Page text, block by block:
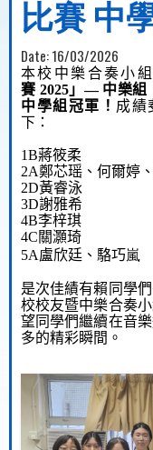
比賽 中
Date:16/03/2026
本校中樂合奏小組
賽 2025」— 中樂組
中學組冠軍 ！ 成績
下：
1B蔣筱柔
2A鄭芯瑶 、何爾婷
2D黃睿泳
3D謝雅希
4B李梓琪
4C關灝琦
5A盧欣廷、駱巧嵐
是次佳績有賴同學
校校友暨中樂合奏
望同學們繼續在音
多的精彩瞬間。